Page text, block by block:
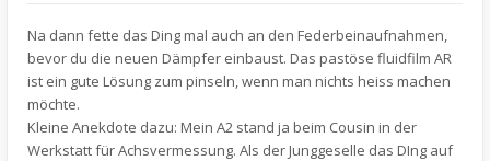
Na dann fette das Ding mal auch an den Federbeinaufnahmen,
bevor du die neuen Dämpfer einbaust. Das pastöse fluidfilm AR
ist ein gute Lösung zum pinseln, wenn man nichts heiss machen
möchte.
Kleine Anekdote dazu: Mein A2 stand ja beim Cousin in der
Werkstatt für Achsvermessung. Als der Junggeselle das DIng auf